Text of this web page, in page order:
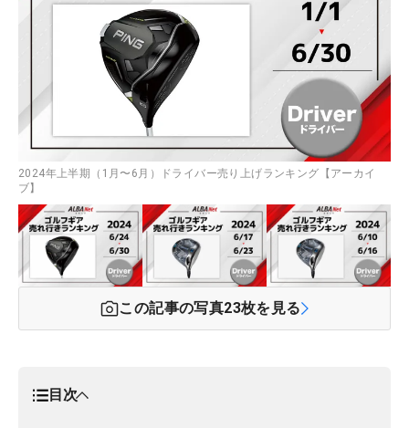
2024年上半期（1月〜6月）ドライバー売り上げランキング【アーカイ
ブ】
この記事の写真23枚を見る
目次